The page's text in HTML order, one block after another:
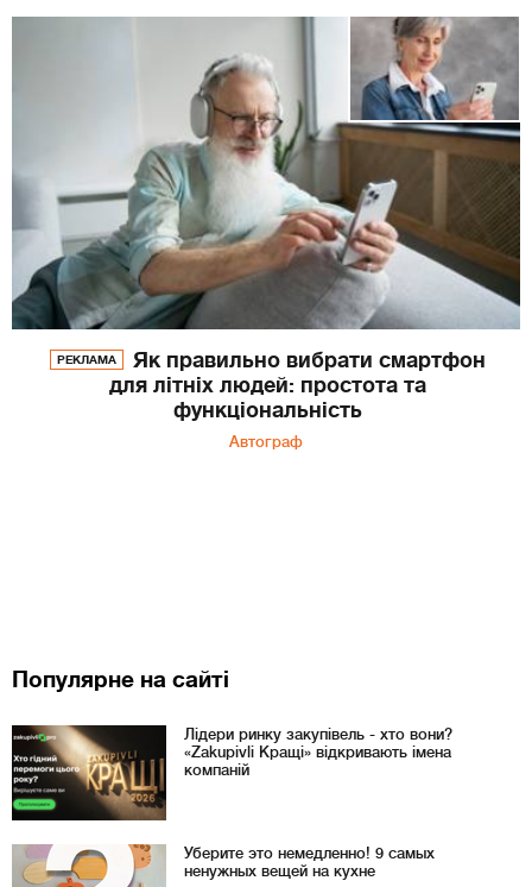
РЕКЛАМА
Як правильно вибрати смартфон
для літніх людей: простота та
функціональність
Автограф
Популярне на сайті
Лідери ринку закупівель - хто вони?
«Zakupivli Кращі» відкривають імена
компаній
Уберите это немедленно! 9 самых
ненужных вещей на кухне